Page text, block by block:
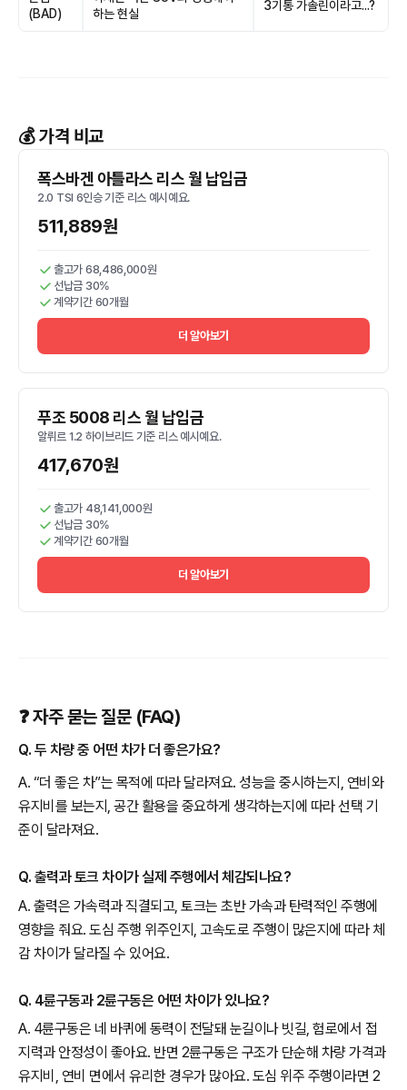
(BAD)
하는 현실
3기통 가솔린이라고...?
💰 가격 비교
폭스바겐 아틀라스 리스 월 납입금
2.0 TSI 6인승 기준 리스 예시예요.
511,889원
출고가 68,486,000원
선납금 30%
계약기간 60개월
더 알아보기
푸조 5008 리스 월 납입금
알뤼르 1.2 하이브리드 기준 리스 예시예요.
417,670원
출고가 48,141,000원
선납금 30%
계약기간 60개월
더 알아보기
❓ 자주 묻는 질문 (FAQ)
Q. 두 차량 중 어떤 차가 더 좋은가요?
A. “더 좋은 차”는 목적에 따라 달라져요. 성능을 중시하는지, 연비와
유지비를 보는지, 공간 활용을 중요하게 생각하는지에 따라 선택 기
준이 달라져요.
Q. 출력과 토크 차이가 실제 주행에서 체감되나요?
A. 출력은 가속력과 직결되고, 토크는 초반 가속과 탄력적인 주행에
영향을 줘요. 도심 주행 위주인지, 고속도로 주행이 많은지에 따라 체
감 차이가 달라질 수 있어요.
Q. 4륜구동과 2륜구동은 어떤 차이가 있나요?
A. 4륜구동은 네 바퀴에 동력이 전달돼 눈길이나 빗길, 험로에서 접
지력과 안정성이 좋아요. 반면 2륜구동은 구조가 단순해 차량 가격과
유지비, 연비 면에서 유리한 경우가 많아요. 도심 위주 주행이라면 2